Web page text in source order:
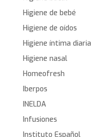
Higiene de bebé
Higiene de oídos
Higiene íntima diaria
Higiene nasal
Homeofresh
Iberpos
INELDA
Infusiones
Instituto Español